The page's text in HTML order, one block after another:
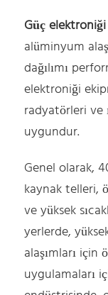
Güç
alüminyum
dağılımı
elektroniği
radyatörleri ve
uygundur.
Genel olarak,
kaynak telleri,
ve yüksek
yerlerde,
alaşımları
uygulamaları